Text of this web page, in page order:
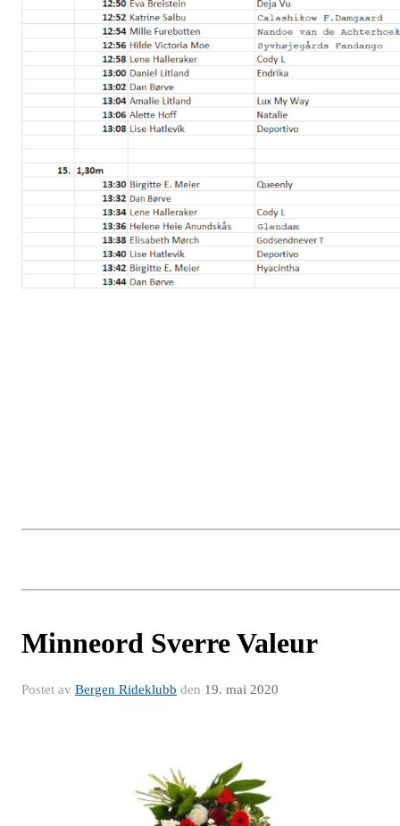
Minneord Sverre Valeur
Postet av Bergen Rideklubb den 19. mai 2020